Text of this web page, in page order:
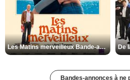
Les Matins merveilleux Bande-annonce VF
Bandes-annonces à ne